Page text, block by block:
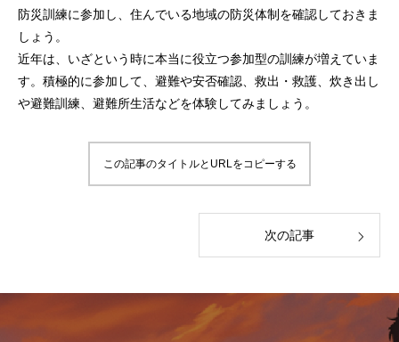
防災訓練に参加し、住んでいる地域の防災体制を確認しておきま
しょう。
近年は、いざという時に本当に役立つ参加型の訓練が増えていま
す。積極的に参加して、避難や安否確認、救出・救護、炊き出し
や避難訓練、避難所生活などを体験してみましょう。
この記事のタイトルとURLをコピーする
次の記事